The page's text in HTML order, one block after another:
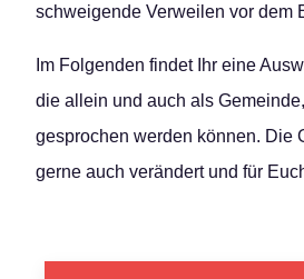
schweigende Verweilen vor dem
Im Folgenden findet Ihr eine
die allein und auch als
gesprochen werden können. Die
gerne auch verändert und für